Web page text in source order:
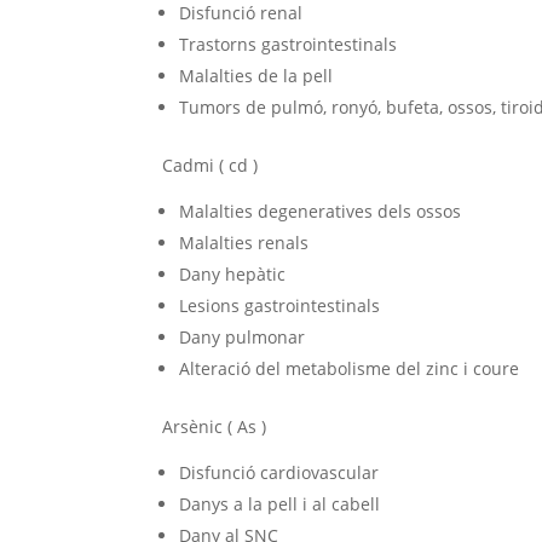
Disfunció renal
Trastorns gastrointestinals
Malalties de la pell
Tumors de pulmó, ronyó, bufeta, ossos,
Cadmi ( cd )
Malalties degeneratives dels ossos
Malalties renals
Dany hepàtic
Lesions gastrointestinals
Dany pulmonar
Alteració del metabolisme del zinc i coure
Arsènic ( As )
Disfunció cardiovascular
Danys a la pell i al cabell
Dany al SNC